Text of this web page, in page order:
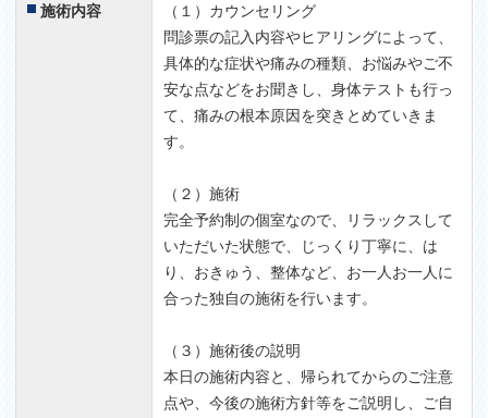
施術内容
（１）カウンセリング
問診票の記入内容やヒアリングによって、
具体的な症状や痛みの種類、お悩みやご不
安な点などをお聞きし、身体テストも行っ
て、痛みの根本原因を突きとめていきま
す。
（２）施術
完全予約制の個室なので、リラックスして
いただいた状態で、じっくり丁寧に、は
り、おきゅう、整体など、お一人お一人に
合った独自の施術を行います。
（３）施術後の説明
本日の施術内容と、帰られてからのご注意
点や、今後の施術方針等をご説明し、ご自